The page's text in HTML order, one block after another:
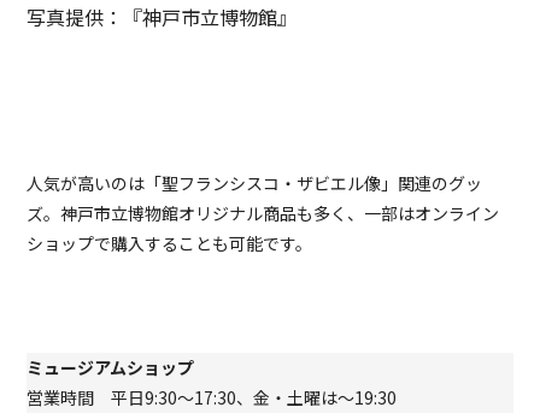
写真提供：『神戸市立博物館』
人気が高いのは「聖フランシスコ・ザビエル像」関連のグッ
ズ。神戸市立博物館オリジナル商品も多く、一部はオンライン
ショップで購入することも可能です。
ミュージアムショップ
営業時間 平日9:30～17:30、金・土曜は～19:30